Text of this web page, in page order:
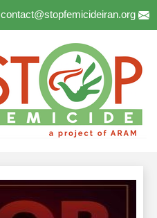
contact@stopfemicideiran.org